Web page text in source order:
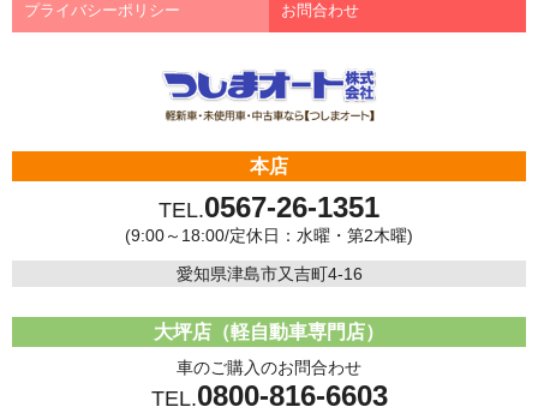
プライバシーポリシー お問合わせ
本店
TEL.0567-26-1351
(9:00～18:00/定休日：水曜・第2木曜)
愛知県津島市又吉町4-16
大坪店（軽自動車専門店）
車のご購入のお問合わせ
TEL.0800-816-6603